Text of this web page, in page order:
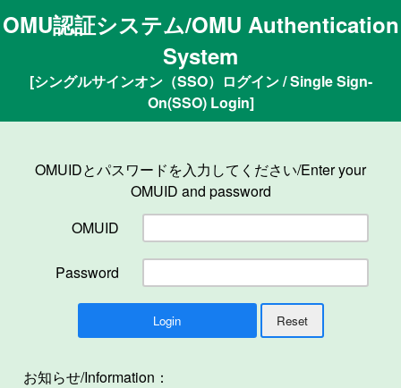
OMU認証システム/OMU Authentication
System
[シングルサインオン（SSO）ログイン / Single Sign-
On(SSO) Login]
OMUIDとパスワードを入力してください/Enter your
OMUID and password
OMUID
Password
お知らせ/Information：